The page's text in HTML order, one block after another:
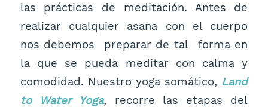
las prácticas de meditación. Antes de
realizar cualquier asana con el cuerpo
nos debemos preparar de tal forma en
la que se pueda meditar con calma y
comodidad. Nuestro yoga somático, Land
to Water Yoga, recorre las etapas del